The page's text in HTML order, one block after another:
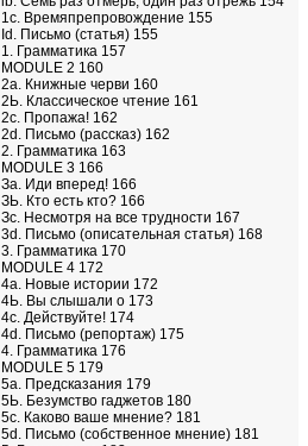
1с. Времяпрепровождение 155
Id. Письмо (статья) 155
1. Грамматика 157
MODULE 2 160
2а. Книжные черви 160
2Ь. Классическое чтение 161
2с. Пропажа! 162
2d. Письмо (рассказ) 162
2. Грамматика 163
MODULE 3 166
За. Иди вперед! 166
ЗЬ. Кто есть кто? 166
Зс. Несмотря на все трудности 167
3d. Письмо (описательная статья) 168
3. Грамматика 170
MODULE 4 172
4а. Новые истории 172
4Ь. Вы слышали о 173
4с. Действуйте! 174
4d. Письмо (репортаж) 175
4. Грамматика 176
MODULE 5 179
5а. Предсказания 179
5Ь. Безумство гаджетов 180
5с. Каково ваше мнение? 181
5d. Письмо (собственное мнение) 181